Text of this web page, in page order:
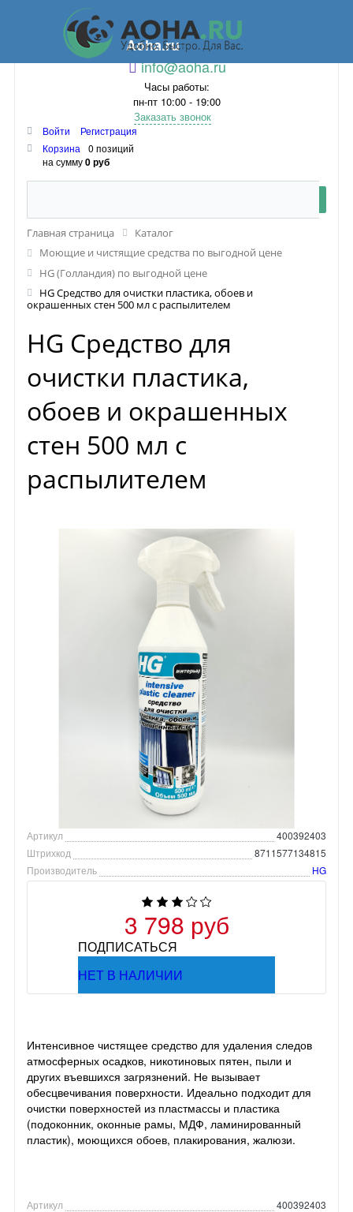
Aoha.ru
info@aoha.ru
Часы работы:
пн-пт 10:00 - 19:00
Заказать звонок
Войти
Регистрация
Корзина
0 позиций
на сумму0 руб
Главная страница
Каталог
Моющие и чистящие средства по выгодной цене
HG (Голландия) по выгодной цене
HG Средство для очистки пластика, обоев и
окрашенных стен 500 мл с распылителем
HG Средство для
очистки пластика,
обоев и окрашенных
стен 500 мл с
распылителем
Артикул
400392403
Штрихкод
8711577134815
Производитель
HG
3 798 руб
ПОДПИСАТЬСЯ
НЕТ В НАЛИЧИИ
Интенсивное чистящее средство для удаления следов
атмосферных осадков, никотиновых пятен, пыли и
других въевшихся загрязнений. Не вызывает
обесцвечивания поверхности. Идеально подходит для
очистки поверхностей из пластмассы и пластика
(подоконник, оконные рамы, МДФ, ламинированный
пластик), моющихся обоев, плакирования, жалюзи.
Артикул
400392403